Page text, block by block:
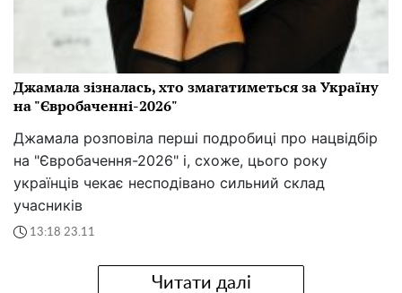
Джамала зізналась, хто змагатиметься за Україну
на "Євробаченні-2026"
Джамала розповіла перші подробиці про нацвідбір
на "Євробачення-2026" і, схоже, цього року
українців чекає несподівано сильний склад
учасників
13:18 23.11
Читати далі